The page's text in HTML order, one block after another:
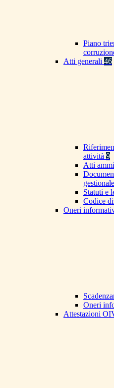
Piano
Atti generali 46
attività 9
Atti
gestionale
Statuti e
Codice
Oneri
Oneri
Attestazioni